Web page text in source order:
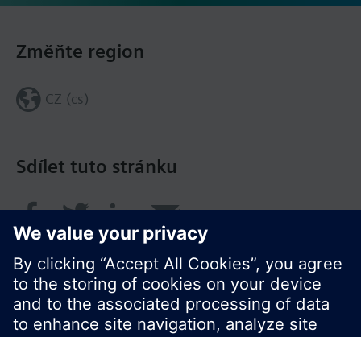
Sdílet tuto stránku
Změňte region
CZ (cs)